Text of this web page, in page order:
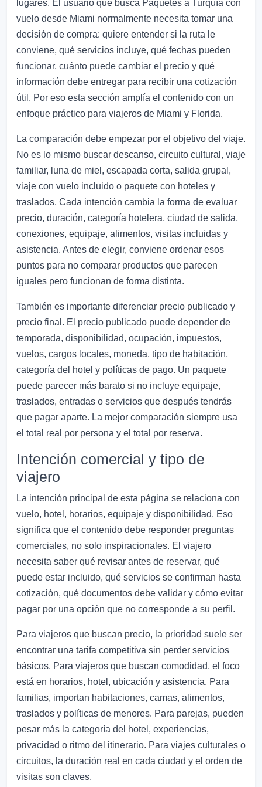
lugares. El usuario que busca Paquetes a Turquía con
vuelo desde Miami normalmente necesita tomar una
decisión de compra: quiere entender si la ruta le
conviene, qué servicios incluye, qué fechas pueden
funcionar, cuánto puede cambiar el precio y qué
información debe entregar para recibir una cotización
útil. Por eso esta sección amplía el contenido con un
enfoque práctico para viajeros de Miami y Florida.
La comparación debe empezar por el objetivo del viaje.
No es lo mismo buscar descanso, circuito cultural, viaje
familiar, luna de miel, escapada corta, salida grupal,
viaje con vuelo incluido o paquete con hoteles y
traslados. Cada intención cambia la forma de evaluar
precio, duración, categoría hotelera, ciudad de salida,
conexiones, equipaje, alimentos, visitas incluidas y
asistencia. Antes de elegir, conviene ordenar esos
puntos para no comparar productos que parecen
iguales pero funcionan de forma distinta.
También es importante diferenciar precio publicado y
precio final. El precio publicado puede depender de
temporada, disponibilidad, ocupación, impuestos,
vuelos, cargos locales, moneda, tipo de habitación,
categoría del hotel y políticas de pago. Un paquete
puede parecer más barato si no incluye equipaje,
traslados, entradas o servicios que después tendrás
que pagar aparte. La mejor comparación siempre usa
el total real por persona y el total por reserva.
Intención comercial y tipo de
viajero
La intención principal de esta página se relaciona con
vuelo, hotel, horarios, equipaje y disponibilidad. Eso
significa que el contenido debe responder preguntas
comerciales, no solo inspiracionales. El viajero
necesita saber qué revisar antes de reservar, qué
puede estar incluido, qué servicios se confirman hasta
cotización, qué documentos debe validar y cómo evitar
pagar por una opción que no corresponde a su perfil.
Para viajeros que buscan precio, la prioridad suele ser
encontrar una tarifa competitiva sin perder servicios
básicos. Para viajeros que buscan comodidad, el foco
está en horarios, hotel, ubicación y asistencia. Para
familias, importan habitaciones, camas, alimentos,
traslados y políticas de menores. Para parejas, pueden
pesar más la categoría del hotel, experiencias,
privacidad o ritmo del itinerario. Para viajes culturales o
circuitos, la duración real en cada ciudad y el orden de
visitas son claves.